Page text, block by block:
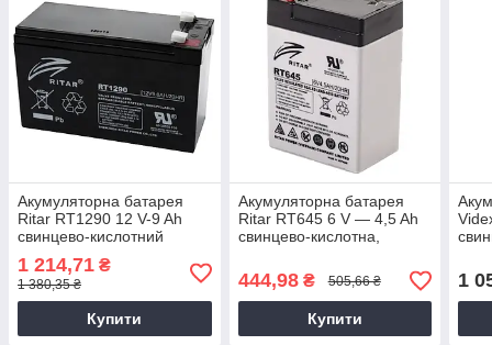
Акумуляторна батарея
Ritar RT1290 12 V-9 Ah
свинцево-кислотний
1 214,71 ₴
1 380,35 ₴
Купити
Акумуляторна батарея
Ritar RT645 6 V — 4,5 Ah
свинцево-кислотна,
акумулятор
444,98₴ 505,66 ₴
Купити
1